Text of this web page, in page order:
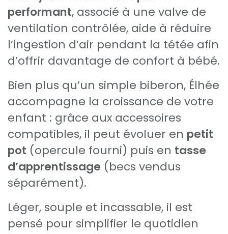
performant, associé à une valve de
ventilation contrôlée, aide à réduire
l’ingestion d’air pendant la tétée afin
d’offrir davantage de confort à bébé.
Bien plus qu’un simple biberon, Élhée
accompagne la croissance de votre
enfant : grâce aux accessoires
compatibles, il peut évoluer en petit
pot (opercule fourni) puis en tasse
d’apprentissage (becs vendus
séparément).
Léger, souple et incassable, il est
pensé pour simplifier le quotidien